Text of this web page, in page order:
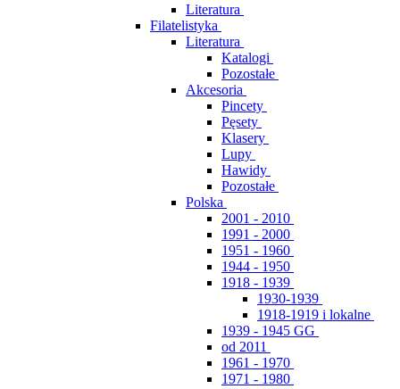
Literatura
Filatelistyka
Literatura
Katalogi
Pozostałe
Akcesoria
Pincety
Pęsety
Klasery
Lupy
Hawidy
Pozostałe
Polska
2001 - 2010
1991 - 2000
1951 - 1960
1944 - 1950
1918 - 1939
1930-1939
1918-1919 i lokalne
1939 - 1945 GG
od 2011
1961 - 1970
1971 - 1980